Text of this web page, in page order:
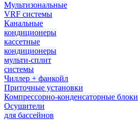
Мультизональные
VRF системы
Канальные
кондиционеры
кассетные
кондиционеры
мульти-сплит
системы
Чиллер + фанкойл
Приточные установки
Компрессорно-конденсаторные блоки
Осушители
для бассейнов